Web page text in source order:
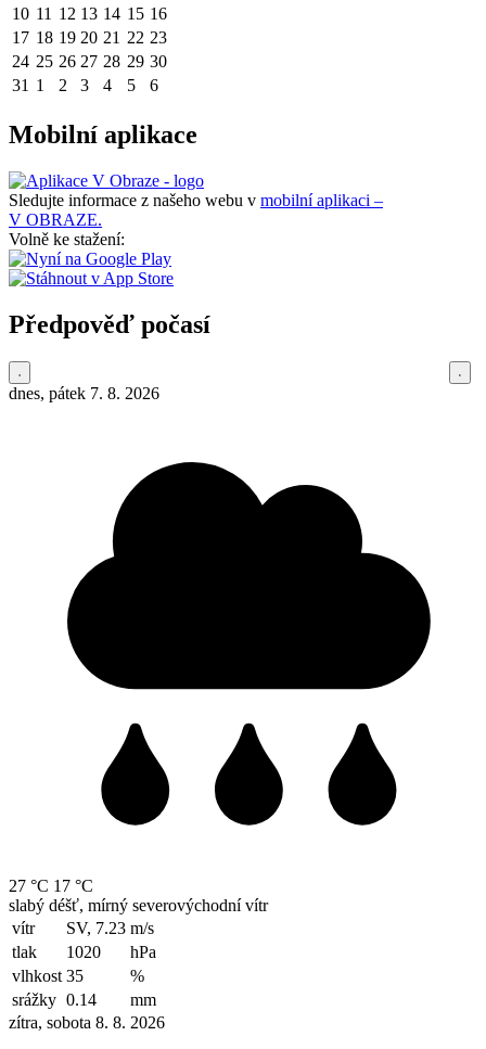
10 11 12 13 14 15 16
17 18 19 20 21 22 23
24 25 26 27 28 29 30
31 1 2 3 4 5 6
Mobilní aplikace
Sledujte informace z našeho webu v mobilní aplikaci –
V OBRAZE.
Volně ke stažení:
Předpověď počasí
dnes, pátek 7. 8. 2026
27 °C 17 °C
slabý déšť, mírný severovýchodní vítr
vítr
SV, 7.23 m/s
tlak
1020
hPa
vlhkost 35
%
srážky 0.14
mm
zítra, sobota 8. 8. 2026